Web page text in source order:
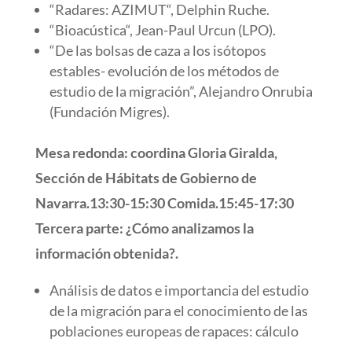
“Radares: AZIMUT“, Delphin Ruche.
“Bioacústica“, Jean-Paul Urcun (LPO).
“De las bolsas de caza a los isótopos
estables- evolución de los métodos de
estudio de la migración”, Alejandro Onrubia
(Fundación Migres).
Mesa redonda: coordina Gloria Giralda,
Sección de Hábitats de Gobierno de
Navarra.13:30-15:30 Comida.15:45-17:30
Tercera parte: ¿Cómo analizamos la
información obtenida?.
Análisis de datos e importancia del estudio
de la migración para el conocimiento de las
poblaciones europeas de rapaces: cálculo